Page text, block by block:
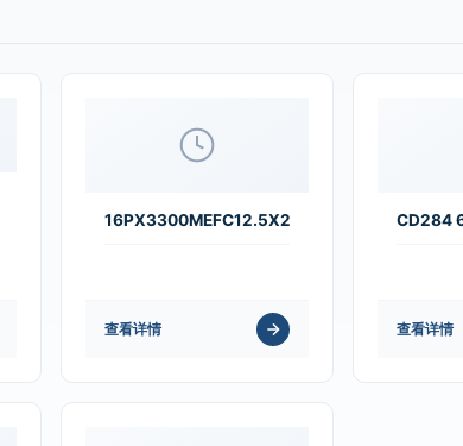
16PX3300MEFC12.5X20
查看详情
CD284
查看详情